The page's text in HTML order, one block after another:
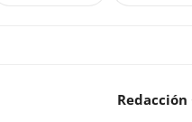
Redacción